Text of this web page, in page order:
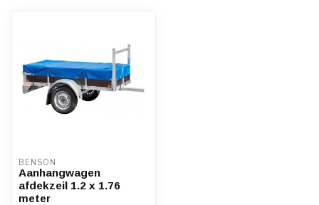
BENSON
Aanhangwagen
afdekzeil 1.2 x 1.76
meter